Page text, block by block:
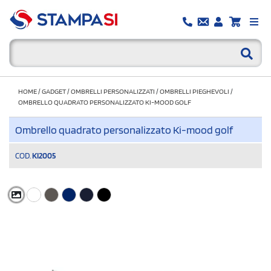
HOME/GADGET/OMBRELLI PERSONALIZZATI /OMBRELLI PIEGHEVOLI /
OMBRELLO QUADRATO PERSONALIZZATO KI-MOOD GOLF
Ombrello quadrato personalizzato Ki-mood golf
COD. KI2005